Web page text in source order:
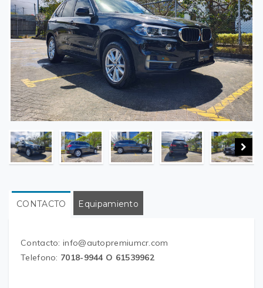
CONTACTO Equipamiento
Contacto: info@autopremiumcr.com
Telefono: 7018-9944 O 61539962